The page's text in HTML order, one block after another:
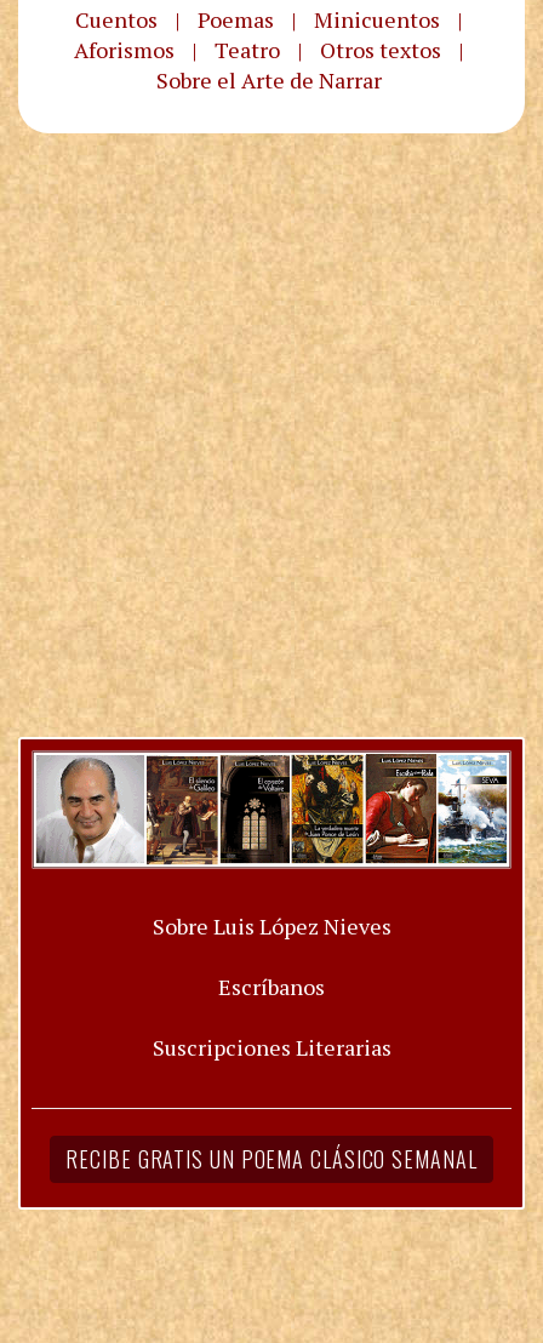
Cuentos | Poemas | Minicuentos
|
Aforismos
| Teatro | Otros textos
|
Sobre el Arte de Narrar
Sobre Luis López Nieves
Escríbanos
Suscripciones Literarias
RECIBE GRATIS UN POEMA CLÁSICO SEMANAL